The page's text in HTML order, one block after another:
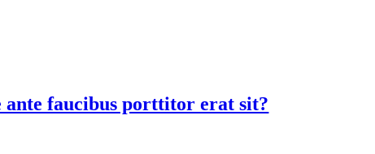
faucibus porttitor erat sit?